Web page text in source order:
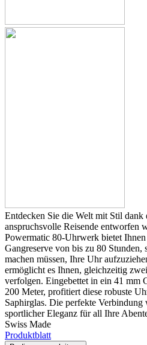
Entdecken Sie die Welt mit Stil
anspruchsvolle Reisende entworfen
Powermatic 80-Uhrwerk bietet
Gangreserve von bis zu 80 Stunden,
machen müssen, Ihre Uhr
ermöglicht es Ihnen, gleichzeitig
verfolgen. Eingebettet in ein 41 mm
200 Meter, profitiert diese robuste
Saphirglas. Die perfekte Verbindung
sportlicher Eleganz für all Ihre
Swiss Made
Produktblatt